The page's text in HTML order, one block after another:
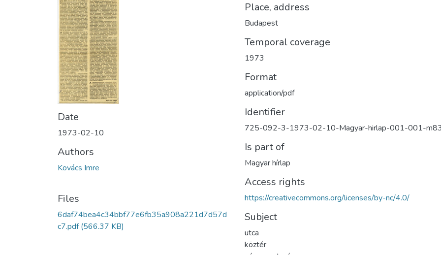
Date
1973-02-10
Authors
Kovács Imre
Files
6daf74bea4c34bbf77e6fb35a908a221d7d57d
c7.pdf(566.37 KB)
Place, address
Budapest
Temporal coverage
1973
Format
application/pdf
Identifier
725-092-3-1973-02-10-Magyar-hirlap-001-001-
Is part of
Magyar hírlap
Access rights
https://creativecommons.org/licenses/by-nc/4.0/
Subject
utca
köztér